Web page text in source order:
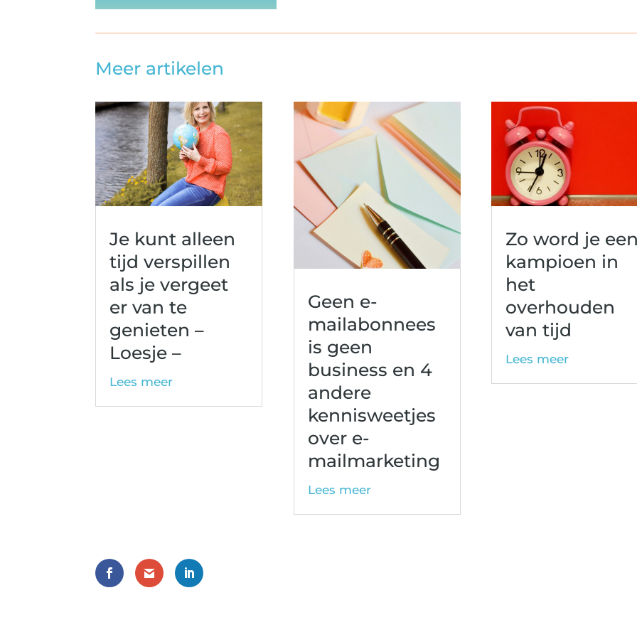
Meer artikelen
Je kunt alleen
tijd verspillen
als je vergeet
er van te
genieten –
Loesje –
Lees meer
Geen e-
mailabonnees
is geen
business en 4
andere
kennisweetjes
over e-
mailmarketing
Lees meer
Zo word je
kampioen in
het
overhouden
van tijd
Lees meer